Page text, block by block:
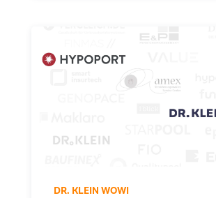
DR. KLEIN WOWI